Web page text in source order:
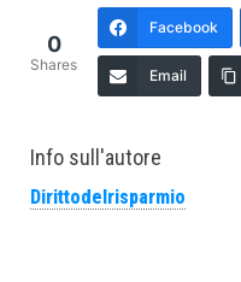
0
Shares
Facebook
Email
Info sull'autore
Dirittodelrisparmio